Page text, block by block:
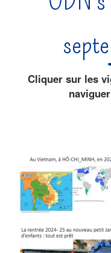
Cliquer sur les